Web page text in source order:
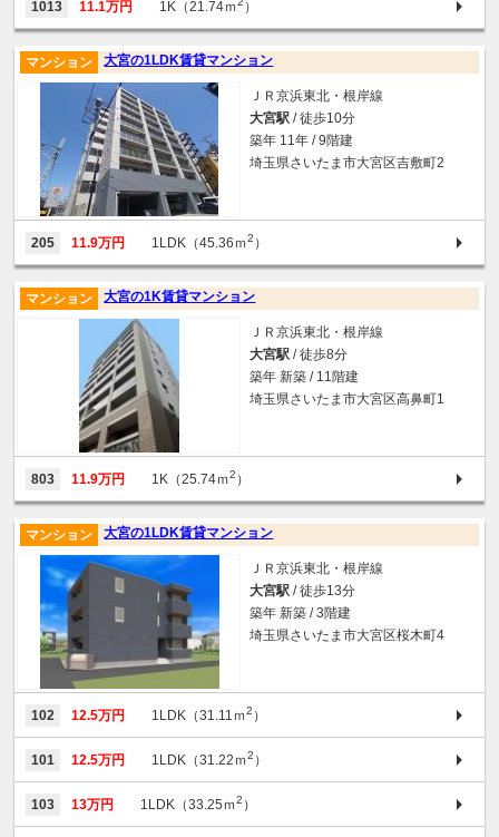
1013 11.1万円 1K（21.74ｍ ）
大宮の1LDK賃貸マンション
マンション
ＪＲ京浜東北・根岸線
大宮駅 / 徒歩10分
築年 11年 / 9階建
埼玉県さいたま市大宮区吉敷町2
205 11.9万円 1LDK（45.36ｍ2 ）
大宮の1K賃貸マンション
マンション
ＪＲ京浜東北・根岸線
大宮駅 / 徒歩8分
築年 新築 / 11階建
埼玉県さいたま市大宮区高鼻町1
803 11.9万円 1K（25.74ｍ2 ）
大宮の1LDK賃貸マンション
マンション
ＪＲ京浜東北・根岸線
大宮駅 / 徒歩13分
築年 新築 / 3階建
埼玉県さいたま市大宮区桜木町4
102 12.5万円 1LDK（31.11ｍ2 ）
101 12.5万円 1LDK（31.22ｍ2 ）
103 13万円 1LDK（33.25ｍ2 ）